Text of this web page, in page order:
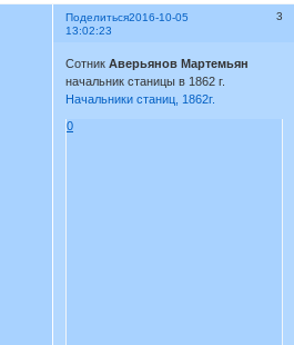
Поделиться 3
2016-10-05
13:02:23
СотникАверьянов Мартемьян
начальник станицы в 1862 г.
Начальники станиц, 1862г.
0